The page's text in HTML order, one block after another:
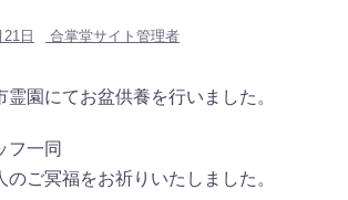
日 合掌堂サイト管理者
霊園にてお盆供養を行いました。
フ一同
のご冥福をお祈りいたしました。